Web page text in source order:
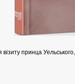
принца